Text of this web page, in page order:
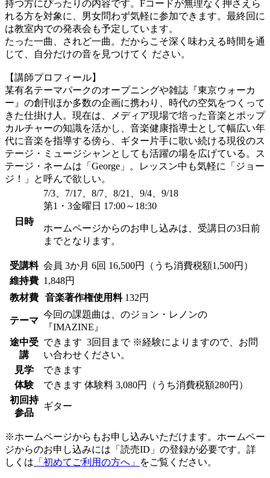
持つ方にぴったりの内容です。Fコードが無理なく押さえら
れる方を対象に、男女問わず気軽に参加できます。最終回に
は教室内での発表会も予定しています。
たった一曲、されど一曲。だからこそ深く味わえる時間を通
じて、自分だけの音を見つけてく ださい。
【講師プロフィール】
某有名テーマパークのオープニングや雑誌『東京ウォーカ
ー』の創刊ほか多数の企画に携わり、時代の空気をつくって
きた仕掛け人。現在は、メディア現場で培った音楽とポップ
カルチャーの知識を活かし、音楽健康指導士として幅広い年
代に音楽を指導する傍ら、ギター片手に歌い続ける現役のス
テージ・ミュージシャンとしても活躍の場を広げている。ス
テージ・ネームは「George」。レッスン中も気軽に「ジョー
ジ！」と呼んで欲しい。
日時
7/3、7/17、8/7、8/21、9/4、9/18
第1・3金曜日 17:00～18:30
ホームページからのお申し込みは、受講日の3日前
までとなります。
受講料 会員 3か月 6回 16,500円（うち消費税額1,500円）
維持費 1,848円
教材費
音楽著作権使用料 132円
テーマ
今回の課題曲は、のジョン・レノンの
『IMAZINE』
途中受
講
できます 3回目まで ※経験によりますので、お問
い合わせください。
見学
できます
体験
できます 体験料 3,080円（うち消費税額280円）
初回持
参品
ギター
※ホームページからもお申し込みいただけます。ホームペー
ジからのお申し込みには「読売ID」の登録が必要です。詳
しくは 「初めてご利用の方へ」 をご覧ください。